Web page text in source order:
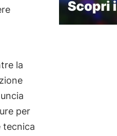
la
per
tecnica